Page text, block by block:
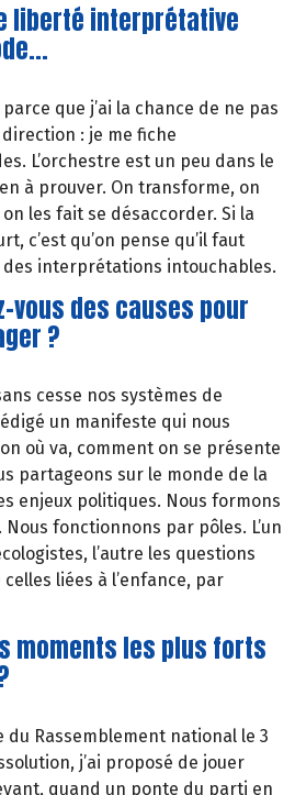
liberté interprétative
parce que j’ai la chance de ne pas
: je me fiche
L’orchestre est un peu dans le
à prouver. On transforme, on
les fait se désaccorder. Si la
c’est qu’on pense qu’il faut
interprétations intouchables.
vous des causes pour
?
cesse nos systèmes de
un manifeste qui nous
où va, comment on se présente
partageons sur le monde de la
enjeux politiques. Nous formons
fonctionnons par pôles. L’un
l’autre les questions
liées à l’enfance, par
moments les plus forts
du Rassemblement national le 3
j’ai proposé de jouer
quand un ponte du parti en